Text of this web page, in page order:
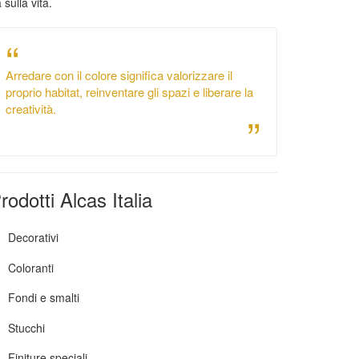
Arredare con il colore significa valorizzare il
proprio habitat, reinventare gli spazi e liberare la
creatività.
Alcas Italia
Decorativi
Coloranti
Fondi e smalti
Stucchi